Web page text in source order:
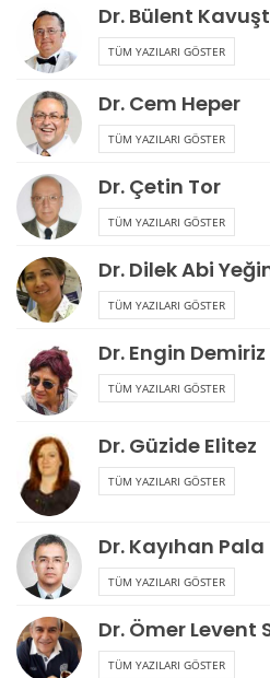
Dr. Bülent
TÜM YAZILARI GÖSTER
Dr. Cem Heper
TÜM YAZILARI GÖSTER
Dr. Çetin Tor
TÜM YAZILARI GÖSTER
Dr. Dilek Abi
TÜM YAZILARI GÖSTER
Dr. Engin Demiriz
TÜM YAZILARI GÖSTER
Dr. Güzide Elitez
TÜM YAZILARI GÖSTER
Dr. Kayıhan Pala
TÜM YAZILARI GÖSTER
Dr. Ömer Levent
TÜM YAZILARI GÖSTER